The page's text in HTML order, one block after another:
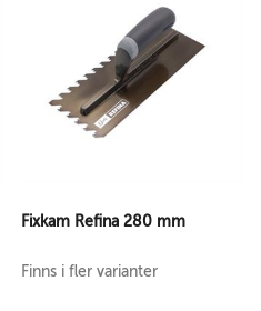
Fixkam Refina 280 mm
Finns i fler varianter